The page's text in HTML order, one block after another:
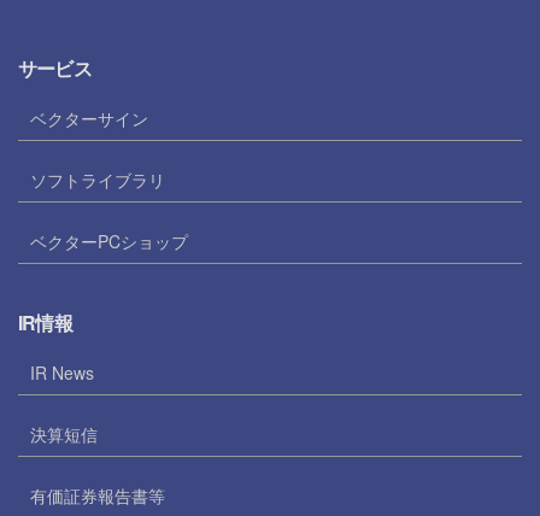
サービス
ベクターサイン
ソフトライブラリ
ベクターPCショップ
IR情報
IR News
決算短信
有価証券報告書等